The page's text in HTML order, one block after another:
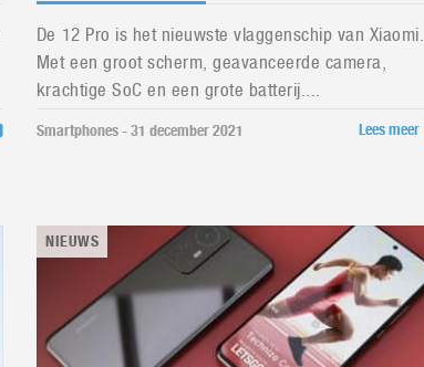
De 12 Pro is het nieuwste vlaggenschip van Xiaomi.
Met een groot scherm, geavanceerde camera,
krachtige SoC en een grote batterij....
Smartphones - 31 december 2021 Lees meer
NIEUWS